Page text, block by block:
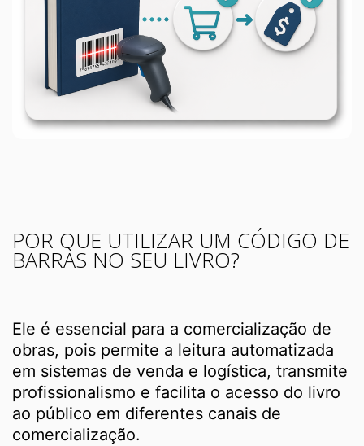
POR QUE UTILIZAR UM CÓDIGO DE
BARRAS NO SEU LIVRO?
Ele é essencial para a comercialização de
obras, pois permite a leitura automatizada
em sistemas de venda e logística, transmite
profissionalismo e facilita o acesso do livro
ao público em diferentes canais de
comercialização.